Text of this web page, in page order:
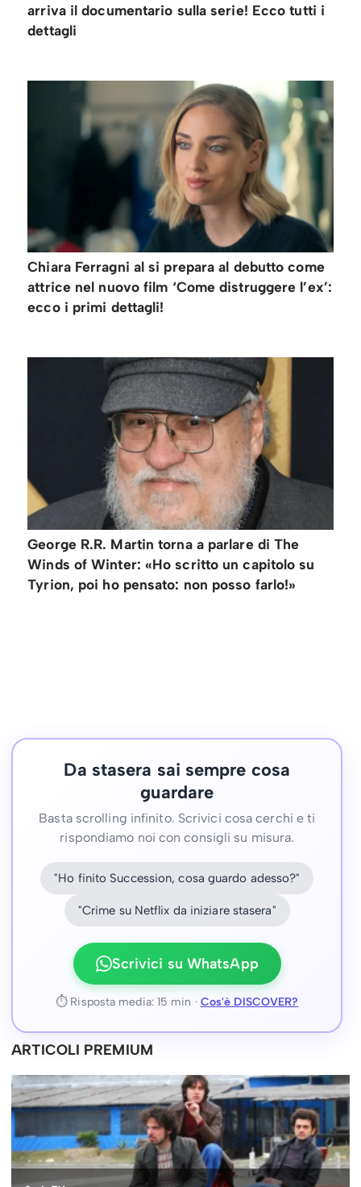
arriva il documentario sulla serie! Ecco tutti i
dettagli
Chiara Ferragni al si prepara al debutto come
attrice nel nuovo film ‘Come distruggere l’ex’:
ecco i primi dettagli!
George R.R. Martin torna a parlare di The
Winds of Winter: «Ho scritto un capitolo su
Tyrion, poi ho pensato: non posso farlo!»
Da stasera sai sempre cosa
guardare
Basta scrolling infinito. Scrivici cosa cerchi e ti
rispondiamo noi con consigli su misura.
"Ho finito Succession, cosa guardo adesso?"
"Crime su Netflix da iniziare stasera"
Scrivici su WhatsApp
⏱ Risposta media: 15 min · Cos'è DISCOVER?
ARTICOLI PREMIUM